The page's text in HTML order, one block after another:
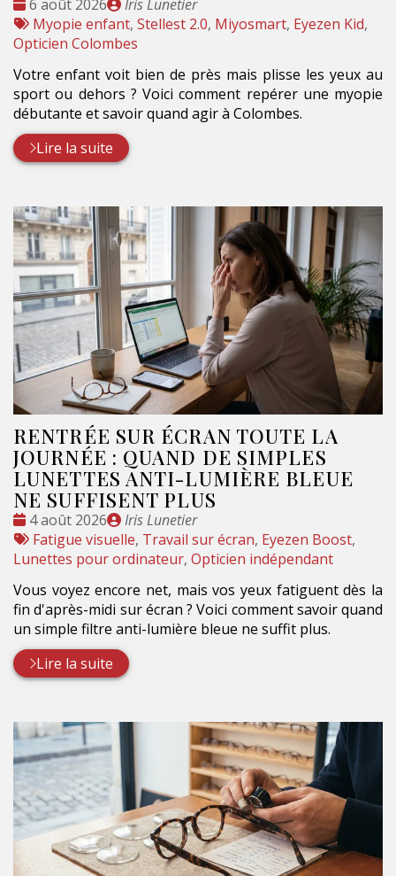
:
6 août 2026
par
Iris Lunetier
Tags
:
Myopie enfant, Stellest 2.0, Miyosmart, Eyezen Kid,
Opticien Colombes
Votre enfant voit bien de près mais plisse les yeux au
sport ou dehors ? Voici comment repérer une myopie
débutante et savoir quand agir à Colombes.
Lire la suite
RENTRÉE SUR ÉCRAN TOUTE LA
JOURNÉE : QUAND DE SIMPLES
LUNETTES ANTI-LUMIÈRE BLEUE
NE SUFFISENT PLUS
Date
:
4 août 2026
Publié
par
Iris Lunetier
Tags
:
Fatigue visuelle, Travail sur écran, Eyezen Boost,
Lunettes pour ordinateur, Opticien indépendant
Vous voyez encore net, mais vos yeux fatiguent dès la
fin d'après-midi sur écran ? Voici comment savoir quand
un simple filtre anti-lumière bleue ne suffit plus.
Lire la suite